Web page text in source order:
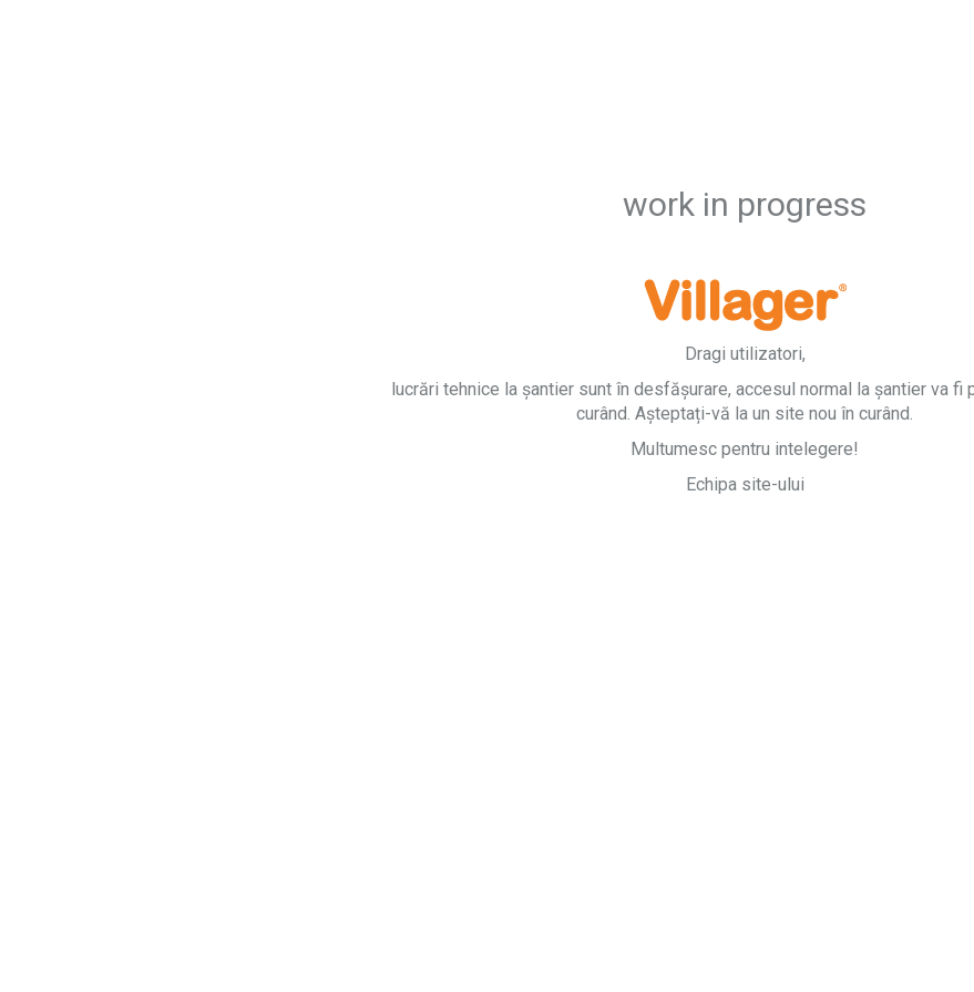
work in progress
Dragi utilizatori,
lucrări tehnice la șantier sunt în desfășurare, accesul normal la șantier va fi
curând. Așteptați-vă la un site nou în curând.
Multumesc pentru intelegere!
Echipa site-ului